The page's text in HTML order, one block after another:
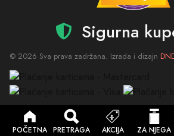
POČETNA PRETRAGA AKCIJA ZA NJEGA
Sigurna
© 2026 Sva prava zadržana. Izrada i dizajn